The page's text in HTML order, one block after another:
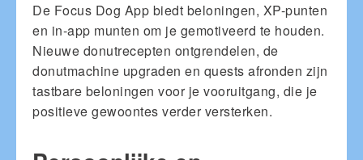
De Focus Dog App biedt beloningen, XP-punten
en in-app munten om je gemotiveerd te houden.
Nieuwe donutrecepten ontgrendelen, de
donutmachine upgraden en quests afronden zijn
tastbare beloningen voor je vooruitgang, die je
positieve gewoontes verder versterken.